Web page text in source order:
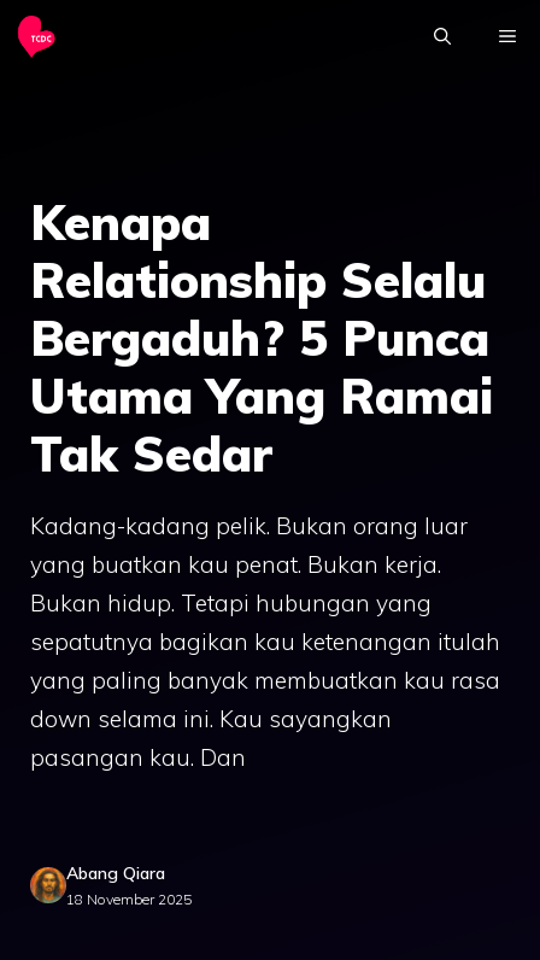
Skip
Kenapa
Relationship Selalu
Bergaduh? 5 Punca
Utama Yang Ramai
Tak Sedar
Kadang-kadang pelik. Bukan orang luar
yang buatkan kau penat. Bukan kerja.
Bukan hidup. Tetapi hubungan yang
sepatutnya bagikan kau ketenangan itulah
yang paling banyak membuatkan kau rasa
down selama ini. Kau sayangkan
pasangan kau. Dan
Abang Qiara
18 November 2025